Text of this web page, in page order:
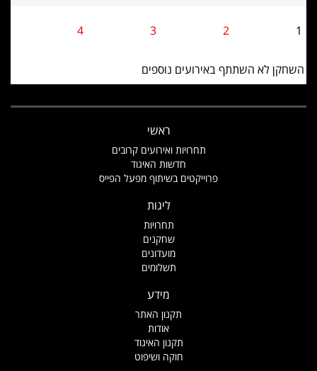
1
2
3
4
השחקן לא השתתף באירועים נוספים
ראשי
תחרויות ואירועים קרובים
חדשות האיגוד
פרוייקטים בשיתוף מפעל הפייס
ליגות
תחרויות
שחקנים
מועדונים
תשלומים
מידע
תקנון האתר
אודות
תקנון האיגוד
חוקה ושיפוט